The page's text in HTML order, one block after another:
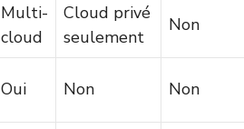
Multi-
cloud
Cloud privé
seulement
Non
Oui Non Non